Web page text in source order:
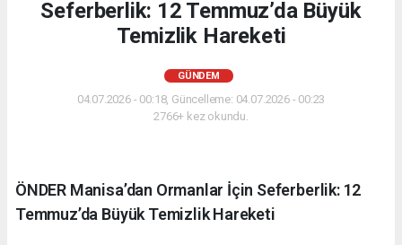
Seferberlik: 12 Temmuz’da Büyük
Temizlik Hareketi
GÜNDEM
04.07.2026 - 00:18, Güncelleme: 04.07.2026 - 00:23
2766+ kez okundu.
ÖNDER Manisa’dan Ormanlar İçin Seferberlik: 12
Temmuz’da Büyük Temizlik Hareketi